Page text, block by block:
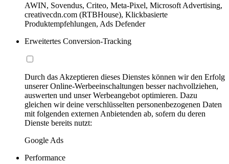
AWIN, Sovendus, Criteo, Meta-Pixel, Microsoft Advertising,
creativecdn.com (RTBHouse), Klickbasierte
Produktempfehlungen, Ads Defender
Erweitertes Conversion-Tracking
Durch das Akzeptieren dieses Dienstes können wir den Erfolg
unserer Online-Werbeeinschaltungen besser nachvollziehen,
auswerten und unser Werbeangebot optimieren. Dazu
gleichen wir deine verschlüsselten personenbezogenen Daten
mit folgenden externen Anbietenden ab, sofern du deren
Dienste bereits nutzt:
Google Ads
Performance